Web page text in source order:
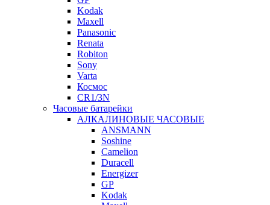
Kodak
Maxell
Panasonic
Renata
Robiton
Sony
Varta
Космос
CR1/3N
Часовые батарейки
АЛКАЛИНОВЫЕ ЧАСОВЫЕ
ANSMANN
Soshine
Camelion
Duracell
Energizer
GP
Kodak